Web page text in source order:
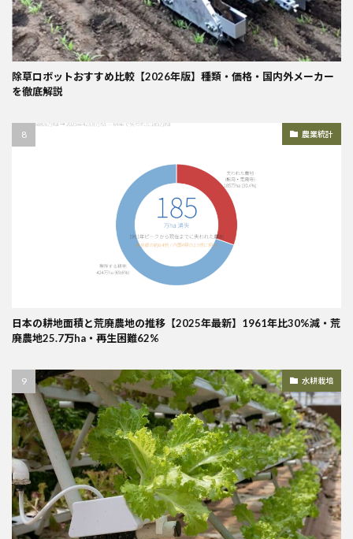
除草ロボットおすすめ比較【2026年版】種類・価格・国内外メーカー
を徹底解説
農業統計
日本の耕地面積と荒廃農地の推移【2025年最新】1961年比30%減・荒
廃農地25.7万ha・再生困難62%
水耕栽培